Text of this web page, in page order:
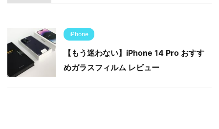
iPhone
【もう迷わない】iPhone 14 Pro おすす
めガラスフィルム レビュー